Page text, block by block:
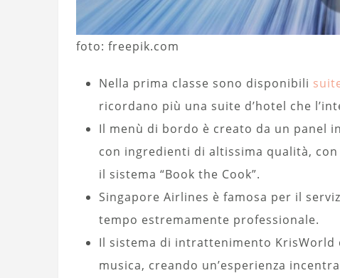
foto: freepik.com
Nella prima classe sono disponibili
ricordano più una suite d’hotel che
Il menù di bordo è creato da un panel
con ingredienti di altissima qualità,
il sistema “Book the Cook”.
Singapore Airlines è famosa per il
tempo estremamente professionale.
Il sistema di intrattenimento
musica, creando un’esperienza